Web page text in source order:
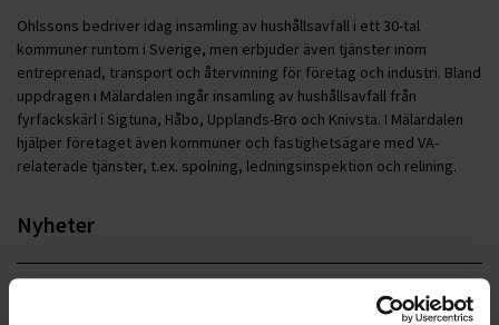
Ohlssons bedriver idag insamling av hushållsavfall i ett 30-tal
kommuner runtom i Sverige, men erbjuder även tjänster inom
entreprenad, transport och återvinning för företag och industri. Bland
uppdragen i Mälardalen ingår insamling av hushållsavfall från
fyrfackskärl i Sigtuna, Håbo, Upplands-Bro och Knivsta. I Mälardalen
hjälper företaget även kommuner och fastighetsägare med VA-
relaterade tjänster, t.ex. spolning, ledningsinspektion och relining.
Nyheter